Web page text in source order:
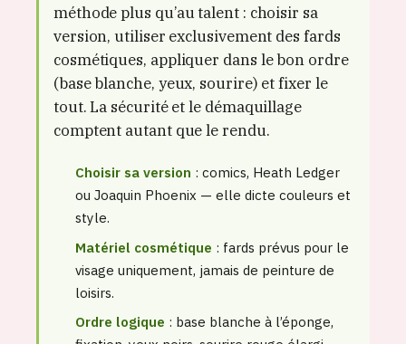
méthode plus qu’au talent : choisir sa
version, utiliser exclusivement des fards
cosmétiques, appliquer dans le bon ordre
(base blanche, yeux, sourire) et fixer le
tout. La sécurité et le démaquillage
comptent autant que le rendu.
Choisir sa version : comics, Heath Ledger
ou Joaquin Phoenix — elle dicte couleurs et
style.
Matériel cosmétique : fards prévus pour le
visage uniquement, jamais de peinture de
loisirs.
Ordre logique : base blanche à l’éponge,